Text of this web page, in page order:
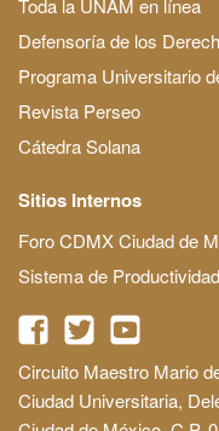
Toda la UNAM en línea
Defensoría de los
Programa Universitario
Revista Perseo
Cátedra Solana
Sitios Internos
Foro CDMX Ciudad de
Sistema de
Circuito Maestro Mario
Ciudad Universitaria,